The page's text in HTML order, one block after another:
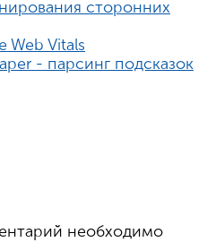
сторонних
Vitals
- парсинг подсказок
необходимо